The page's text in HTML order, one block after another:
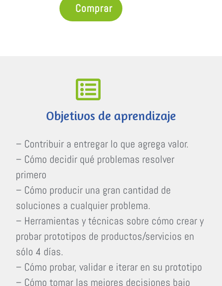
Comprar
Objetivos de aprendizaje
– Contribuir a entregar lo que agrega valor.
– Cómo decidir qué problemas resolver
primero
– Cómo producir una gran cantidad de
soluciones a cualquier problema.
– Herramientas y técnicas sobre cómo crear y
probar prototipos de productos/servicios en
sólo 4 días.
– Cómo probar, validar e iterar en su prototipo
– Cómo tomar las mejores decisiones bajo